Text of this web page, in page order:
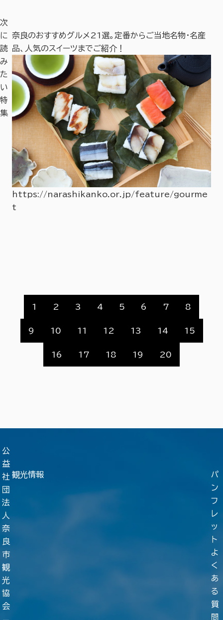
次
に
読
み
た
い
特
集
奈良のおすすめグルメ21選。定番からご当地名物・名産
品、人気のスイーツまでご紹介！
https://narashikanko.or.jp/feature/gourme
t
1 2 3 4 5 6 7 8
9 10 11 12 13 14 15
16 17 18 19 20
公
益
社
団
法
人
奈
良
市
観
光
協
会
観光情報
パ
ン
フ
レ
ッ
ト
よ
く
あ
る
質
問